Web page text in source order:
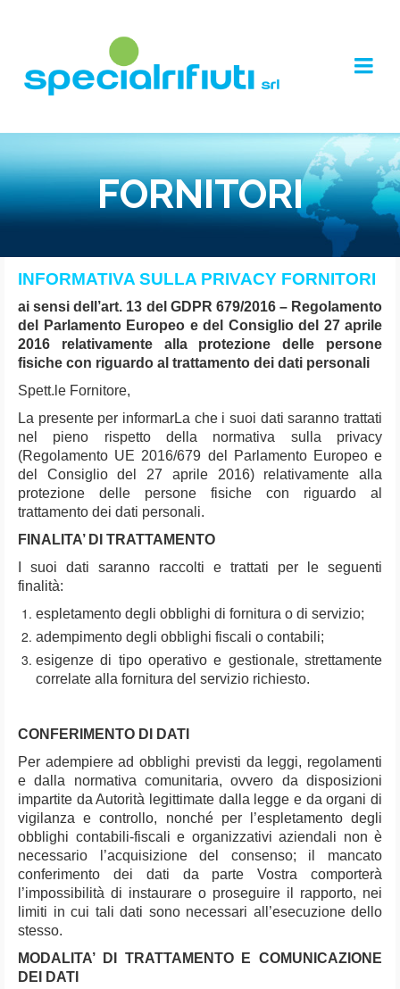
FORNITORI
INFORMATIVA SULLA PRIVACY FORNITORI
ai sensi dell’art. 13 del GDPR 679/2016 – Regolamento
del Parlamento Europeo e del Consiglio del 27 aprile
2016 relativamente alla protezione delle persone
fisiche con riguardo al trattamento dei dati personali
Spett.le Fornitore,
La presente per informarLa che i suoi dati saranno trattati
nel pieno rispetto della normativa sulla privacy
(Regolamento UE 2016/679 del Parlamento Europeo e
del Consiglio del 27 aprile 2016) relativamente alla
protezione delle persone fisiche con riguardo al
trattamento dei dati personali.
FINALITA’ DI TRATTAMENTO
I suoi dati saranno raccolti e trattati per le seguenti
finalità:
espletamento degli obblighi di fornitura o di servizio;
adempimento degli obblighi fiscali o contabili;
esigenze di tipo operativo e gestionale, strettamente
correlate alla fornitura del servizio richiesto.
CONFERIMENTO DI DATI
Per adempiere ad obblighi previsti da leggi, regolamenti
e dalla normativa comunitaria, ovvero da disposizioni
impartite da Autorità legittimate dalla legge e da organi di
vigilanza e controllo, nonché per l’espletamento degli
obblighi contabili-fiscali e organizzativi aziendali non è
necessario l’acquisizione del consenso; il mancato
conferimento dei dati da parte Vostra comporterà
l’impossibilità di instaurare o proseguire il rapporto, nei
limiti in cui tali dati sono necessari all’esecuzione dello
stesso.
MODALITA’ DI TRATTAMENTO E COMUNICAZIONE
DEI DATI